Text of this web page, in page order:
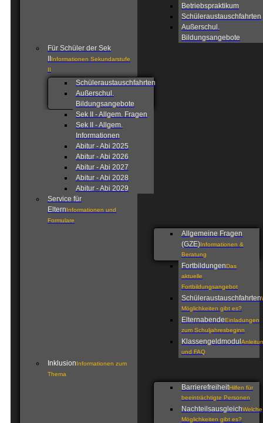
Betriebspraktikum
Schüleraustauschfahrten
Außerschul.
Bildungsangebote
Für Schüler der Sek
Informationen Sekundarstufe
II
Schüleraustauschfahrten
Außerschul.
Bildungsangebote
Sek II - Allgem. Fragen
Sek II - Allgem.
Informationen
Abitur - Abi 2025
Abitur - Abi 2026
Abitur - Abi 2027
Abitur - Abi 2028
Abitur - Abi 2029
Service für
ElternInformationen und
Formulare
Allgemeine Fragen
(GZE)Informationen &
Beratung
FortbildungenDas
aktuelle
Fortbildungsangebot
Schüleraustauschfahrten
Möglichkeiten gibt es?
ElternabendeEinladungen
zum Schuljahresbeginn
Klassengeldmodul
und FAQ
InklusionInformationen zum
Thema
BarrierefreiheitHilfen für
beeinträchtigte Personen
NachteilsausgleichWelche
Möglichkeiten gibt es?